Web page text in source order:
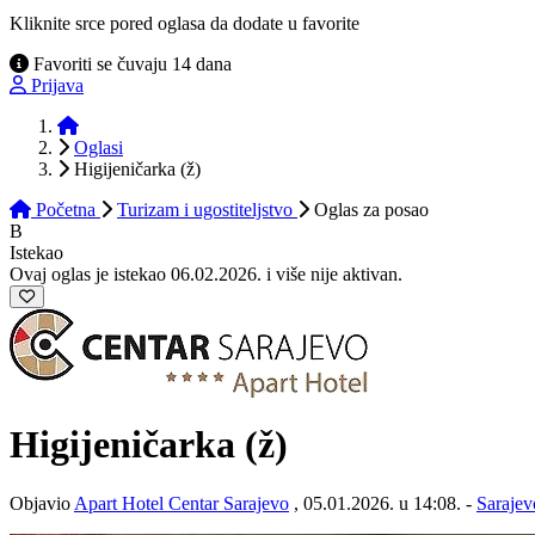
Kliknite srce pored oglasa da dodate u favorite
Favoriti se čuvaju 14 dana
Prijava
Početna
Oglasi
Higijeničarka (ž)
Početna
Turizam i ugostiteljstvo Oglas za posao
B
Istekao
Ovaj oglas je istekao 06.02.2026. i više nije aktivan.
Higijeničarka (ž)
Objavio Apart Hotel Centar Sarajevo , 05.01.2026. u 14:08. -